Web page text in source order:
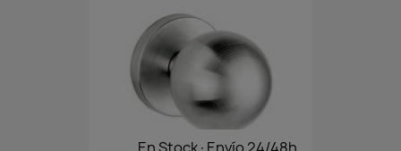
En Stock·Envío 24/48h